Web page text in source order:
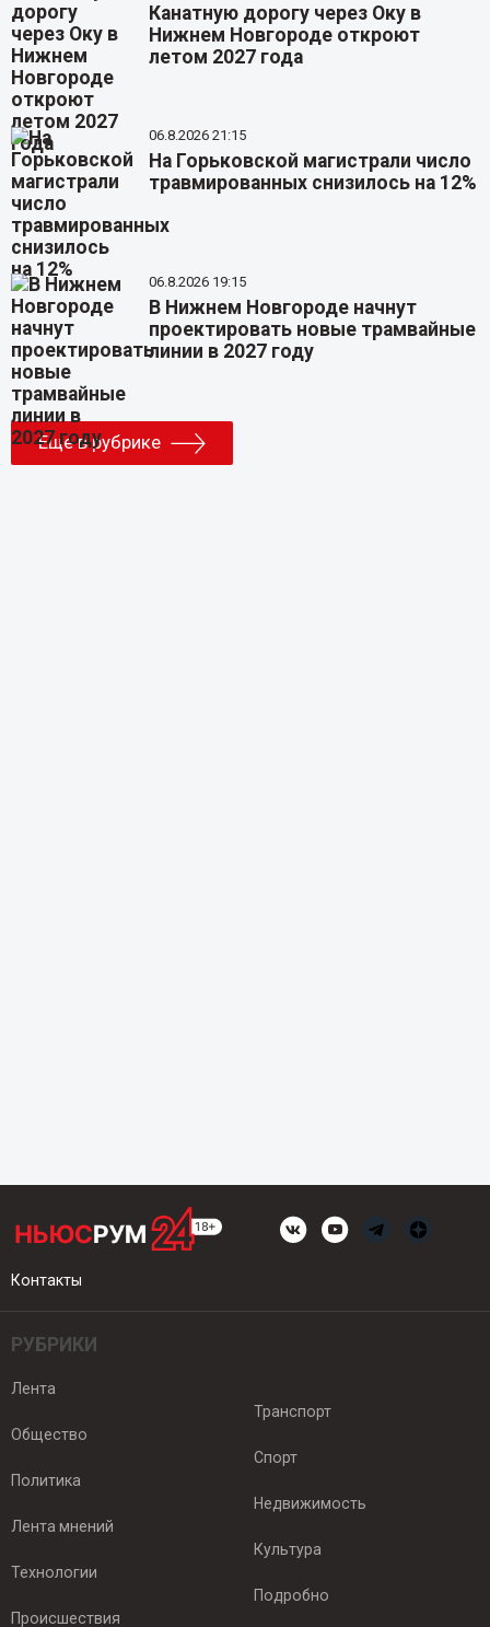
Канатную дорогу через Оку в
Нижнем Новгороде откроют
летом 2027 года
06.8.2026 21:15
На Горьковской магистрали число
травмированных снизилось на 12%
06.8.2026 19:15
В Нижнем Новгороде начнут
проектировать новые трамвайные
линии в 2027 году
Еще в рубрике
Контакты
РУБРИКИ
Лента
Общество
Политика
Лента мнений
Технологии
Происшествия
Транспорт
Спорт
Недвижимость
Культура
Подробно